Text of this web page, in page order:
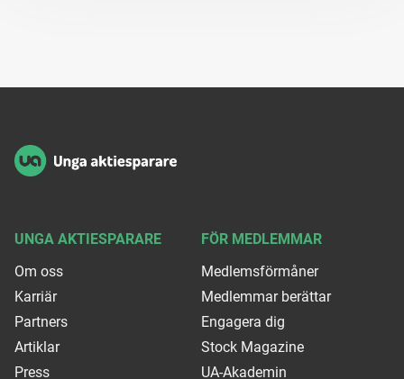
UNGA AKTIESPARARE
Om oss
Karriär
Partners
Artiklar
Press
FÖR MEDLEMMAR
Medlemsförmåner
Medlemmar berättar
Engagera dig
Stock Magazine
UA-Akademin